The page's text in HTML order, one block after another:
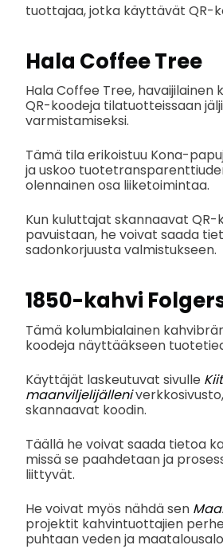
tuottajaa, jotka käyttävät QR-
Hala Coffee Tree
Hala Coffee Tree, havaijilainen
QR-koodeja tilatuotteissaan
varmistamiseksi.
Tämä tila erikoistuu Kona-
ja uskoo
olennainen osa liiketoimintaa.
Kun kuluttajat skannaavat QR-
pavuistaan, he voivat saada
sadonkorjuusta valmistukseen.
1850-kahvi
Tämä kolumbialainen
koodeja näyttääkseen
Käyttäjät laskeutuvat sivulle
maanviljelijälleni
skannaavat koodin.
Täällä he voivat saada tietoa
missä se paahdetaan ja
liittyvät.
He voivat myös nähdä sen
projektit kahvintuottajien
puhtaan veden ja